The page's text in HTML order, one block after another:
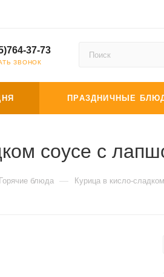
37-73
ЗВОНОК
ПРАЗДНИЧНЫЕ
соусе с
Горячие блюда — Курица в кисло-